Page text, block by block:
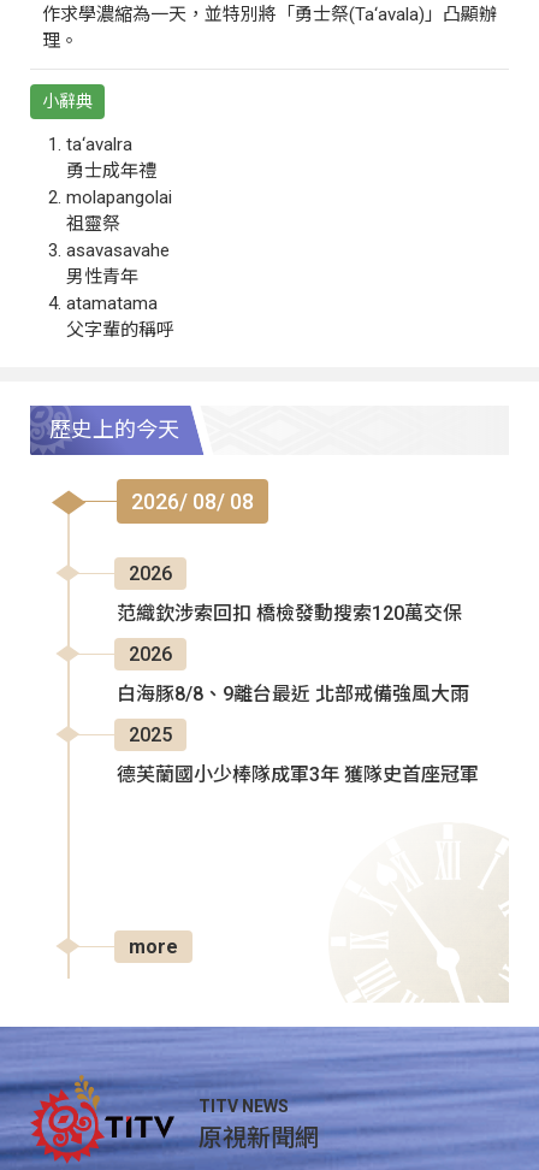
作求學濃縮為一天，並特別將「勇士祭(Ta‘avala)」凸顯辦
理。
小辭典
ta‘avalra
勇士成年禮
molapangolai
祖靈祭
asavasavahe
男性青年
atamatama
父字輩的稱呼
歷史上的今天
2026/ 08/ 08
2026
范織欽涉索回扣 橋檢發動搜索120萬交保
2026
白海豚8/8、9離台最近 北部戒備強風大雨
2025
德芙蘭國小少棒隊成軍3年 獲隊史首座冠軍
more
TITV NEWS
原視新聞網